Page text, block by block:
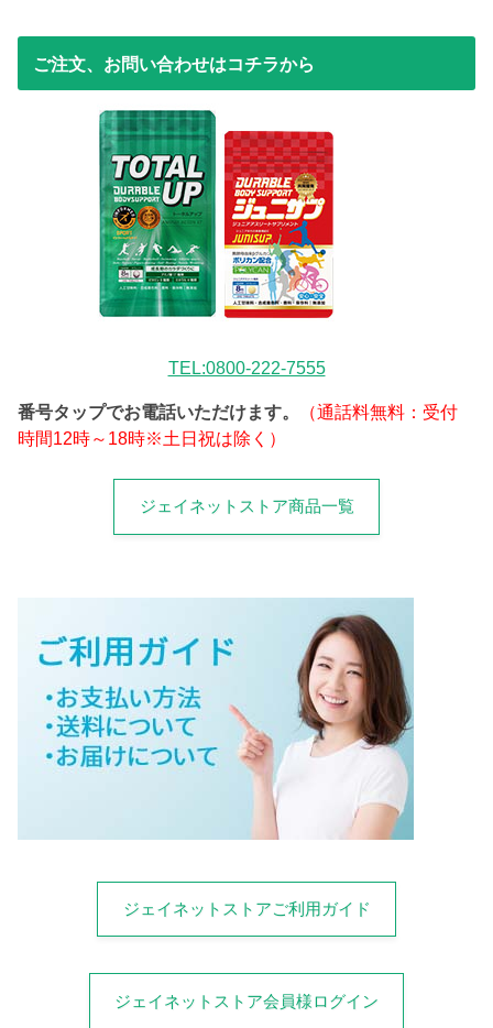
ご注文、お問い合わせはコチラから
TEL:0800-222-7555
番号タップでお電話いただけます。
（通話料無料：受付
時間12時～18時※土日祝は除く）
ジェイネットストア商品一覧
ジェイネットストアご利用ガイド
ジェイネットストア会員様ログイン